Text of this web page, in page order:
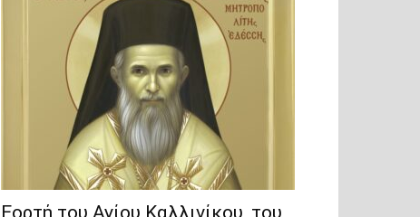
Εορτή του Αγίου Καλλινίκου, του